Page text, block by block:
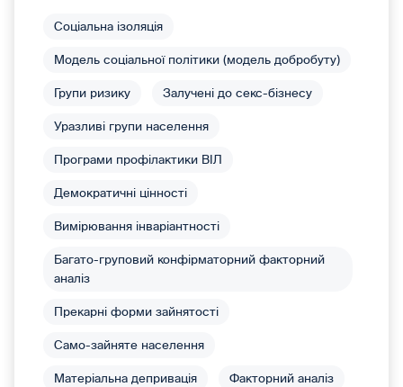
Соціальна ізоляція
Модель соціальної політики (модель добробуту)
Групи ризику Залучені до секс-бізнесу
Уразливі групи населення
Програми профілактики ВІЛ
Демократичні цінності
Вимірювання інваріантності
Багато-груповий конфірматорний факторний
аналіз
Прекарні форми зайнятості
Само-зайняте населення
Матеріальна депривація Факторний аналіз